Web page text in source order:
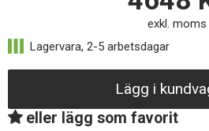
exkl. moms
Lägg i
eller lägg som favorit